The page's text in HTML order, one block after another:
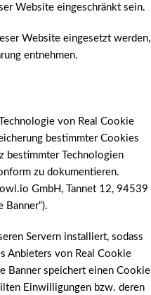
Website eingeschränkt sein.
Website eingesetzt werden,
entnehmen.
von Real Cookie
bestimmter Cookies
bestimmter Technologien
zu dokumentieren.
GmbH, Tannet 12, 94539
Banner“).
Servern installiert, sodass
Anbieters von Real Cookie
Banner speichert einen Cookie
Einwilligungen bzw. deren